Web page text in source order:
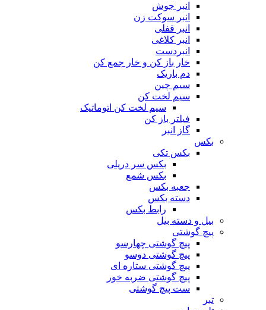
انبر جوش
انبر سوکت زن
انبر قفلی
انبر کلاغی
انبردست
خار باز کن و خار جمع کن
دم باریک
سیم چین
سیم لخت کن
سیم لخت کن اتوماتیک
فیلتر باز کن
گاز انبر
بکس
بکس تکی
بکس سر دریلی
بکس شمع
جعبه بکس
دسته بکس
رابط بکس
بیل و دسته بیل
پیچ گوشتی
پیچ گوشتی چهارسو
پیچ گوشتی دوسو
پیچ گوشتی ستاره‌ ای
پیچ گوشتی ضربه خور
ست پیچ گوشتی
تبر